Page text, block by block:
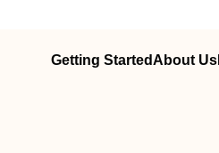
Getting StartedAbout Us